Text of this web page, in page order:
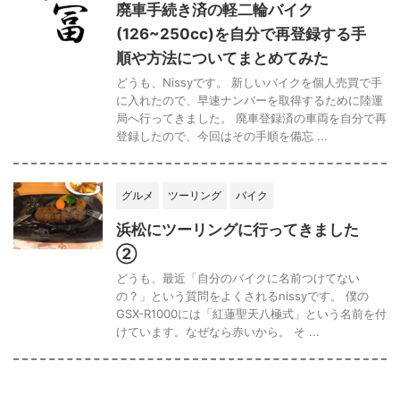
廃車手続き済の軽二輪バイク
(126~250cc)を自分で再登録する手
順や方法についてまとめてみた
どうも、Nissyです。 新しいバイクを個人売買で手
に入れたので、早速ナンバーを取得するために陸運
局へ行ってきました。 廃車登録済の車両を自分で再
登録したので、今回はその手順を備忘 ...
グルメ ツーリング バイク
浜松にツーリングに行ってきました
②
どうも、最近「自分のバイクに名前つけてない
の？」という質問をよくされるnissyです。 僕の
GSX-R1000には「紅蓮聖天八極式」という名前を付
けています。なぜなら赤いから。 そ ...